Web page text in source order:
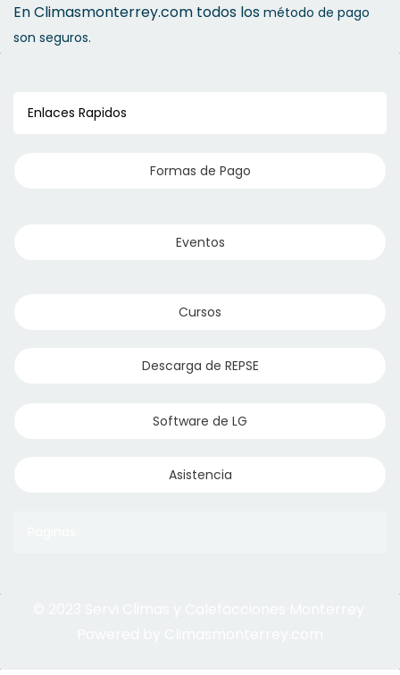
En Climasmonterrey.com todos los método de pago
son seguros.
Enlaces Rapidos
Formas de Pago
Eventos
Cursos
Descarga de REPSE
Software de LG
Asistencia